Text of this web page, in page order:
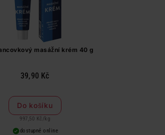
masážní krém 40 g
39,90 Kč
Do košíku
997,50 Kč / kg
dostupné online